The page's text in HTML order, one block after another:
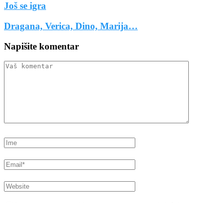
Još se igra
Dragana, Verica, Dino, Marija…
Napišite komentar